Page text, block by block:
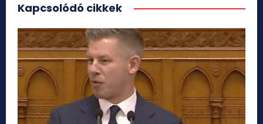
Kapcsolódó cikkek